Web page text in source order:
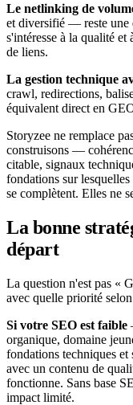
Le netlinking de
et diversifié — reste une
s'intéresse à la qualité et
de liens.
La gestion technique
crawl, redirections,
équivalent direct en
Storyzee ne remplace
construisons —
citable, signaux
fondations sur
se complètent. Elles ne
La bonne
départ
La question n'est pas «
avec quelle priorité
Si votre SEO est faible
organique, domaine
fondations techniques et
avec un contenu de
fonctionne. Sans base
impact limité.